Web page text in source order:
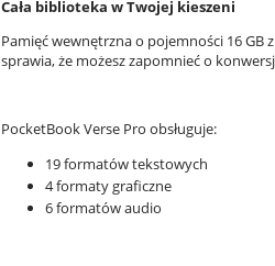
Cała biblioteka w Twojej kieszeni
Pamięć wewnętrzna o pojemności 16
sprawia, że możesz zapomnieć o
PocketBook Verse Pro obsługuje:
19 formatów tekstowych
4 formaty graficzne
6 formatów audio